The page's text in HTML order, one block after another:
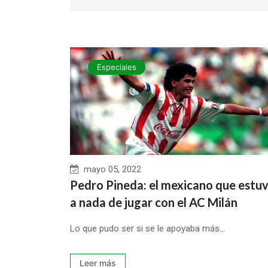
Especiales
mayo 05, 2022
Pedro Pineda: el mexicano que
a nada de jugar con el AC Milán
Lo que pudo ser si se le apoyaba más...
Leer más